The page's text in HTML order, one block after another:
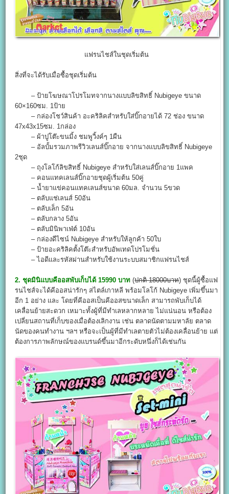
แฟรนไชส์ในชุดเริ่มต้น
สิ่งที่จะได้รับเมื่อซื้อชุดเริ่มต้น
– ป้ายโฆษณาโปรโมทจากนางแบบลิขสิทธิ์ Nubigeye ขนาด
60×160ซม. 1ป้าย
– กล่องโชว์สินค้า อะคริลิคสำหรับใส่บิ๊กอายได้ 72 ช่อง ขนาด
47x43x15ซม. 1กล่อง
– ผ้าปูโต๊ะขนมิ้ง ชมพูวิ้งค์ๆ 1ผืน
– อัลบั้มรวมภาพรีวิวเลนส์บิ๊กอาย จากนางแบบลิขสิทธิ์ Nubigeye
2ชุด
– ถุงโลโก้ลิขสิทธิ์ Nubigeye สำหรับใส่เลนส์บิ๊กอาย 1แพค
– คอนแทคเลนส์บิ๊กอายชุดผู้เริ่มต้น 50คู่
– น้ำยาแข่คอนแทคเลนส์ขนาด 60มล. จำนวน 5ขวด
– ตลับแช่เลนส์ 50อัน
– ตลับเล็ก 5อัน
– ตลับกลาง 5อัน
– ตลับมินิพาเฟ่ต์ 10อัน
– กล่องดีไซน์ Nubigeye สำหรับให้ลูกค้า 50ใบ
– ป้ายอะคริลิคตั้งโต๊ะสำหรับอัพเทดโปรโมชั่น
– ไอดีและรหัสผ่านสำหรับใช้งานระบบสมาชิกแฟรนไชส์
2. ชุดมินิแบบคีออสพับเก็บได้ 15990 บาท (ปกติ 18000บาท) ชุดนี้ผู้ซื้อแฟ
รนไชส์จะได้คีออสน่ารักๆ สไตล์เกาหลี พร้อมโลโก้ Nubigeye เพิ่มขึ้นมา
อีก 1 อย่าง และ โดยที่คีออสเป็นคีออสขนาดเล็ก สามารถพับเก็บได้
เคลื่อนย้ายสะดวก เหมาะทั้งผู้ที่มีทำเลหลากหลาย ไม่แน่นอน หรือต้อง
เปลี่ยนสถานที่เก็บของเมื่อต้องเลิกงาน เช่น ตลาดนัดตามมหาลัย ตลาด
นัดของคนทำงาน ฯลฯ หรือจะเป็นผู้ที่มีทำเลตายตัวไม่ต้องเคลื่อนย้าย แต่
ต้องการภาพลักษณ์ของแบรนด์ขึ้นมาอีกระดับหนึ่งก็ได้เช่นกัน